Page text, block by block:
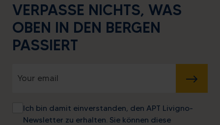
VERPASSE NICHTS, WAS
OBEN IN DEN BERGEN
PASSIERT
SENDEN
Ich bin damit einverstanden, den APT Livigno-
Newsletter zu erhalten. Sie können diese